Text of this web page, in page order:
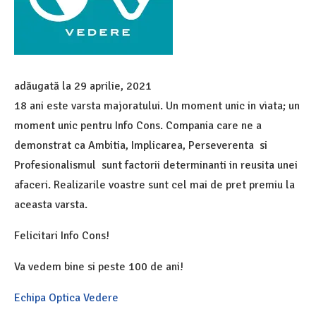
adăugată la 29 aprilie, 2021
18 ani este varsta majoratului. Un moment unic in viata; un
moment unic pentru Info Cons. Compania care ne a
demonstrat ca Ambitia, Implicarea, Perseverenta si
Profesionalismul sunt factorii determinanti in reusita unei
afaceri. Realizarile voastre sunt cel mai de pret premiu la
aceasta varsta.
Felicitari Info Cons!
Va vedem bine si peste 100 de ani!
Echipa Optica Vedere